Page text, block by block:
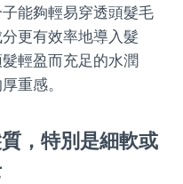
能夠輕易穿透頭髮毛
更有效率地導入髮
輕盈而充足的水潤
重感。
，特別是細軟或